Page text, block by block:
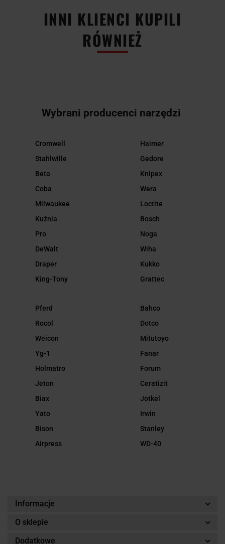
INNI KLIENCI KUPILI
RÓWNIEŻ
Wybrani producenci narzędzi
Cromwell
Stahlwille
Beta
Coba
Milwaukee
Kuźnia
Pro
DeWalt
Draper
King-Tony
Haimer
Gedore
Knipex
Wera
Loctite
Bosch
Noga
Wiha
Kukko
Grattec
Pferd
Rocol
Weicon
Yg-1
Holmatro
Jeton
Biax
Yato
Bison
Airpress
Bahco
Dotco
Mitutoyo
Fanar
Forum
Ceratizit
Jotkel
Irwin
Stanley
WD-40
Informacje
O sklepie
Dodatkowe